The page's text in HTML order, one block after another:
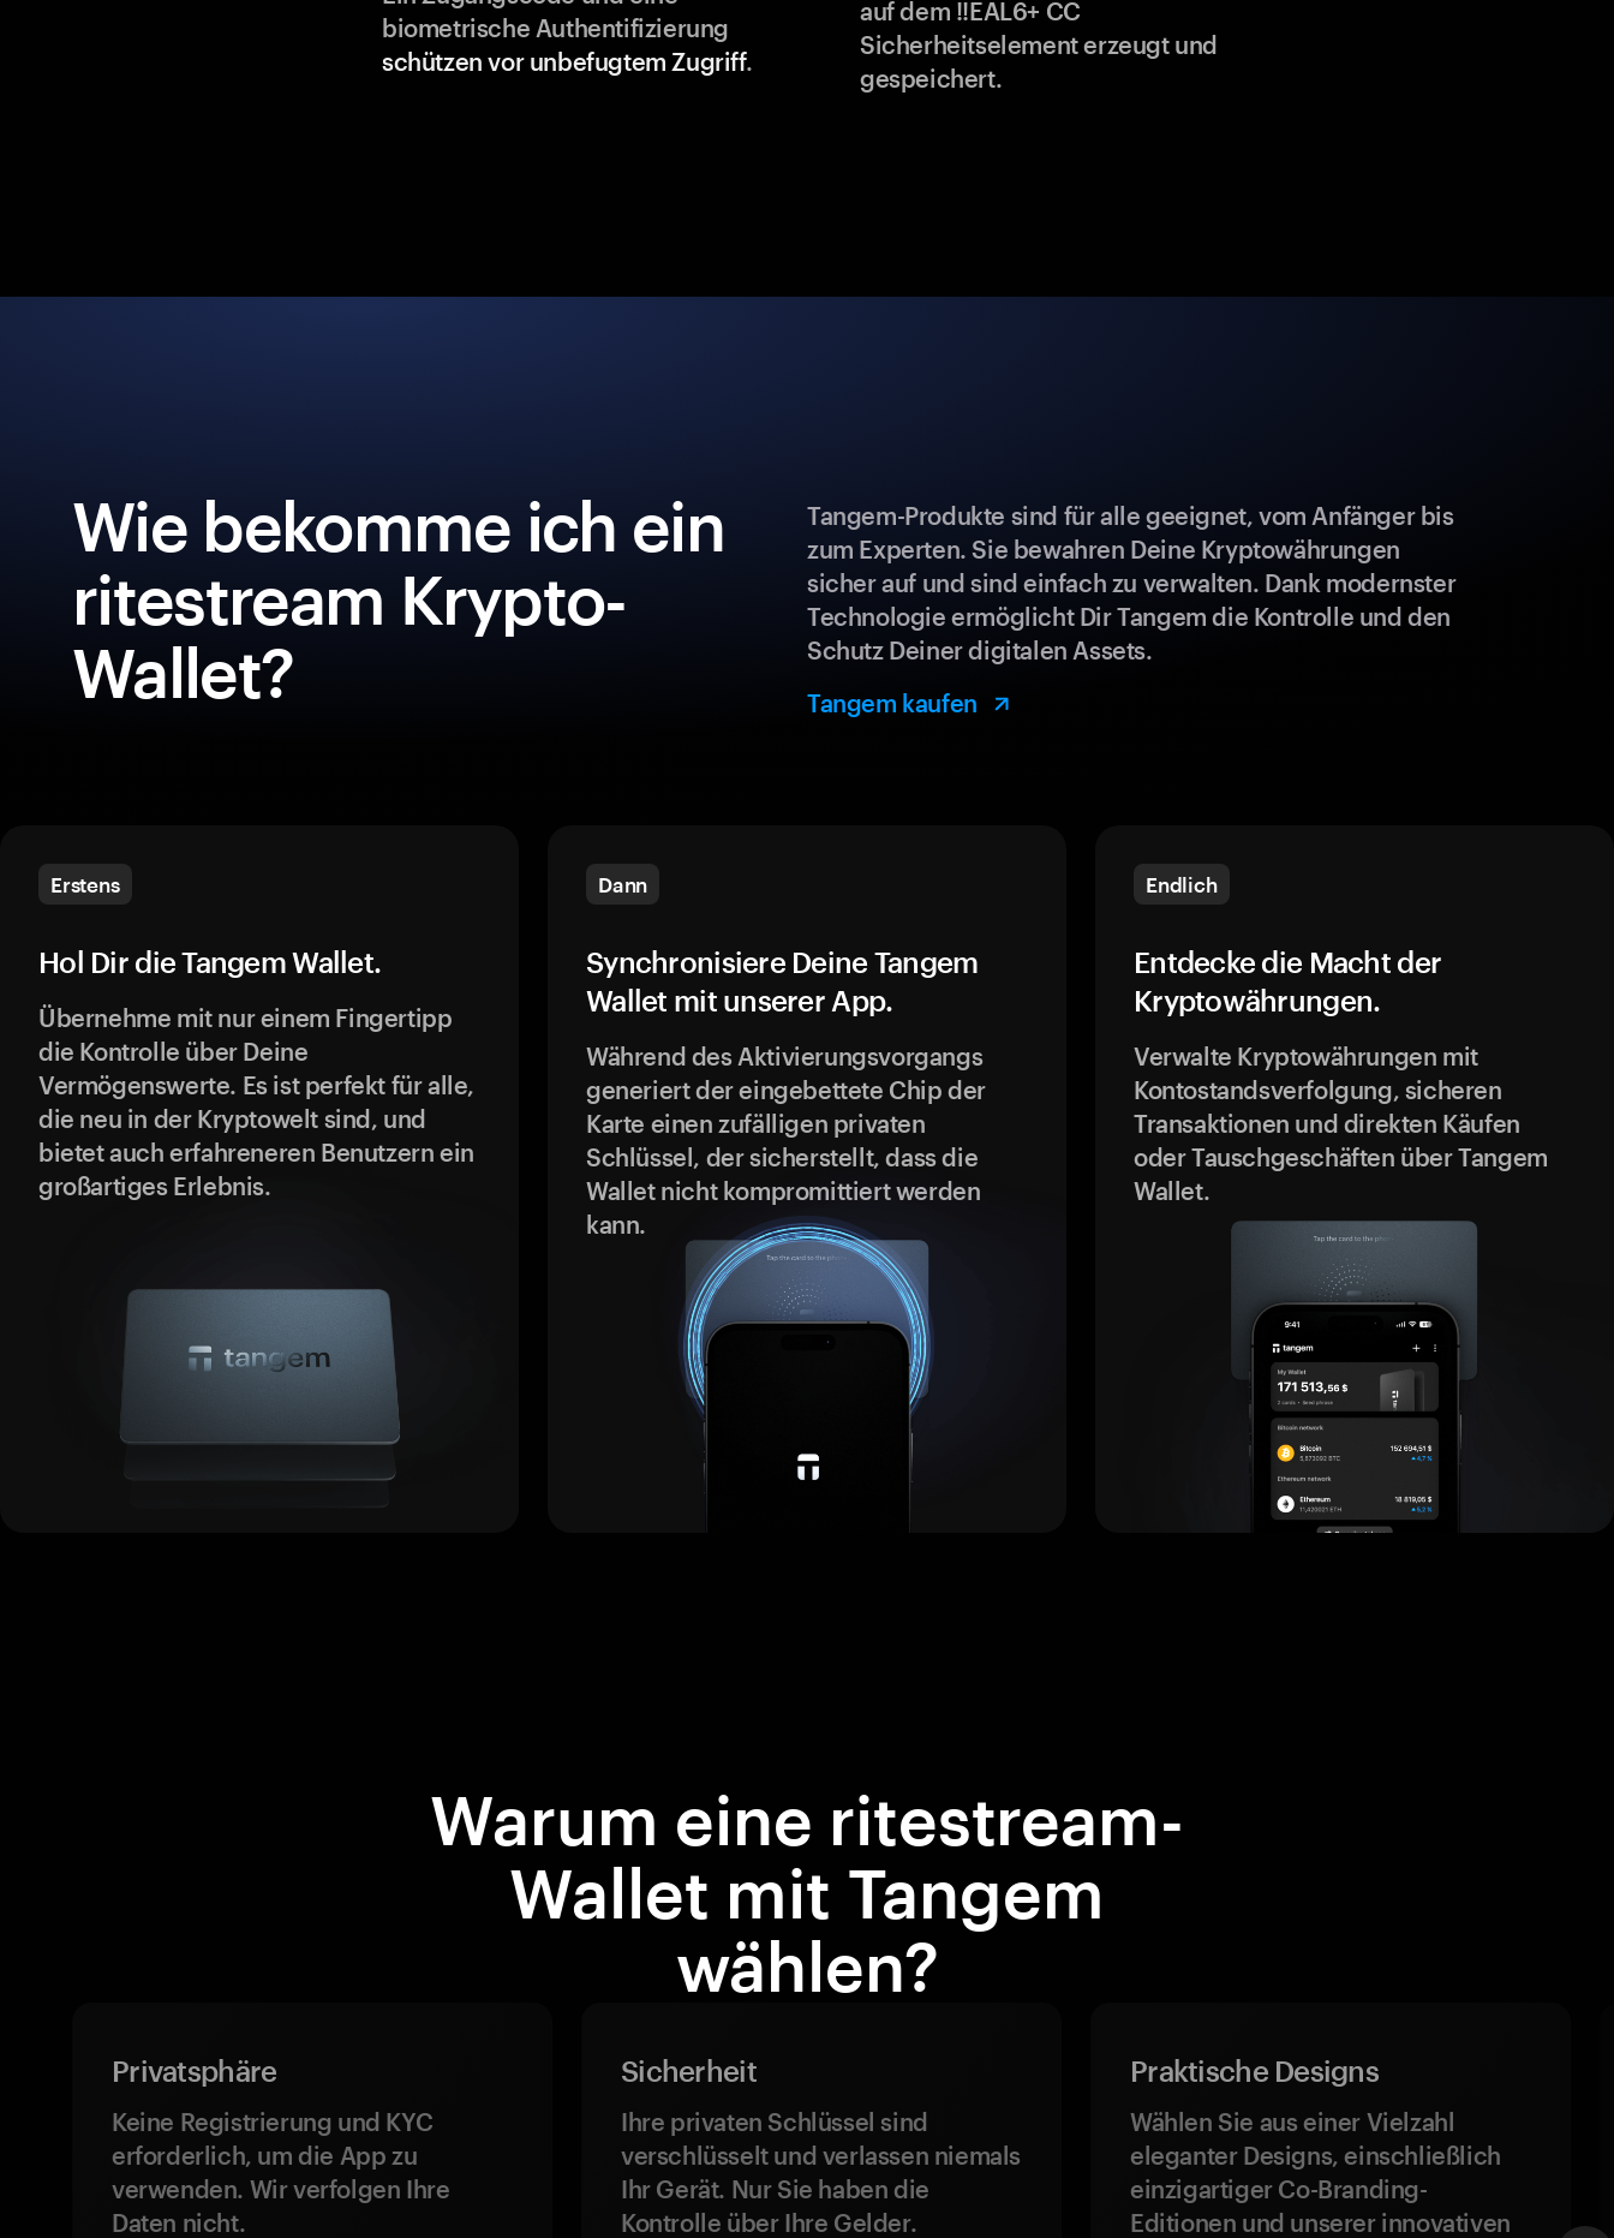
biometrische Authentifizierung
schützen vor unbefugtem Zugriff.
auf dem !!EAL6+ CC
Sicherheitselement erzeugt und
gespeichert.
Wie bekomme ich ein
ritestream Krypto-
Wallet?
Tangem-Produkte sind für alle geeignet, vom Anfänger bis
zum Experten. Sie bewahren Deine Kryptowährungen
sicher auf und sind einfach zu verwalten. Dank modernster
Technologie ermöglicht Dir Tangem die Kontrolle und den
Schutz Deiner digitalen Assets.
Tangem kaufen
Erstens
Hol Dir die Tangem Wallet.
Übernehme mit nur einem Fingertipp
die Kontrolle über Deine
Vermögenswerte. Es ist perfekt für alle,
die neu in der Kryptowelt sind, und
bietet auch erfahreneren Benutzern ein
großartiges Erlebnis.
Dann
Synchronisiere Deine Tangem
Wallet mit unserer App.
Während des Aktivierungsvorgangs
generiert der eingebettete Chip der
Karte einen zufälligen privaten
Schlüssel, der sicherstellt, dass die
Wallet nicht kompromittiert werden
kann.
Endlich
Entdecke die Macht der
Kryptowährungen.
Verwalte Kryptowährungen mit
Kontostandsverfolgung, sicheren
Transaktionen und direkten Käufen
oder Tauschgeschäften über Tangem
Wallet.
Warum eine ritestream-
Wallet mit Tangem
wählen?
Privatsphäre
Keine Registrierung und KYC
erforderlich, um die App zu
verwenden. Wir verfolgen Ihre
Daten nicht.
Sicherheit
Ihre privaten Schlüssel sind
verschlüsselt und verlassen niemals
Ihr Gerät. Nur Sie haben die
Kontrolle über Ihre Gelder.
Praktische Designs
Wählen Sie aus einer Vielzahl
eleganter Designs, einschließlich
einzigartiger Co-Branding-
Editionen und unserer innovativen